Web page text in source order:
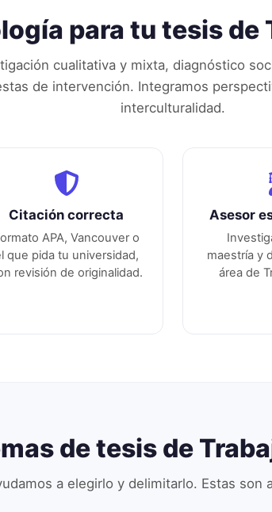
para tu tesis de
cualitativa y mixta, diagnóstico
de intervención. Integramos
interculturalidad.
Citación correcta
APA, Vancouver o
que pida tu universidad,
revisión de originalidad.
Asesor
maestría y
área de
de tesis de
a elegirlo y delimitarlo. Estas son